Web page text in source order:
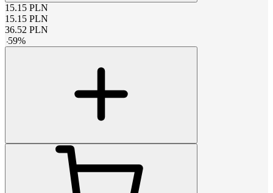
15.15 PLN
15.15 PLN
36.52 PLN
-59%